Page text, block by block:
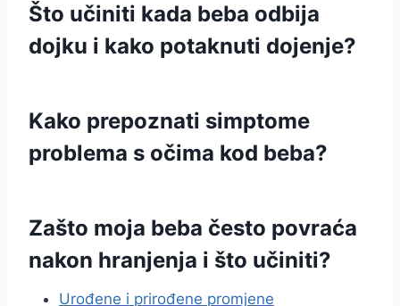
Što učiniti kada beba odbija
dojku i kako potaknuti dojenje?
Kako prepoznati simptome
problema s očima kod beba?
Zašto moja beba često povraća
nakon hranjenja i što učiniti?
Urođene i prirođene promjene